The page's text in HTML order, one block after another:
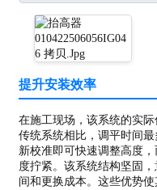
提升安装效率
在施工现场，该系统的实
传统系统相比，调平时间
新校准即可快速调整高度
度拧紧。该系统结构坚固
间和更换成本。这些优势